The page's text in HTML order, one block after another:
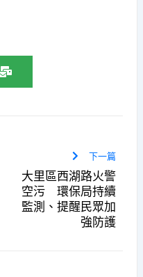
下一篇
大里區西湖路火警
空污 環保局持續
監測、提醒民眾加
強防護